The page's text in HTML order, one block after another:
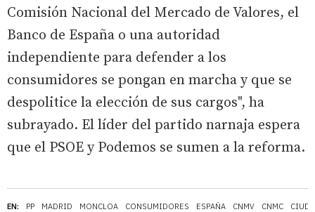
EN: PP MADRID MONCLOA CONSUMIDORES ESPAÑA CNMV CNMC
Comisión Nacional del Mercado de Valores, el
Banco de España o una autoridad
independiente para defender a los
consumidores se pongan en marcha y que se
despolitice la elección de sus cargos", ha
subrayado. El líder del partido narnaja espera
que el PSOE y Podemos se sumen a la reforma.